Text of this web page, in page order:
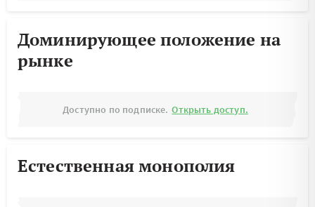
Доминирующее положение на
рынке
Доступно по подписке. Открыть доступ.
Естественная монополия